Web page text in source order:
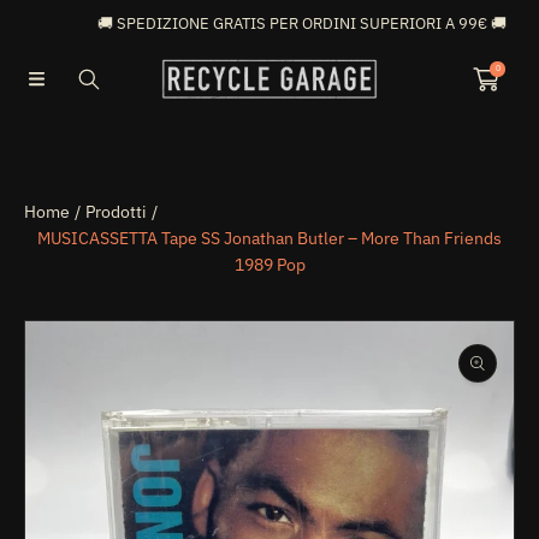
VAI DIRETTAMENTE AI CONTENUTI
🚚 SPEDIZIONE GRATIS PER ORDINI SUPERIORI A 99€ 🚚
0
Home
Prodotti
MUSICASSETTA Tape SS Jonathan Butler – More Than Friends
1989 Pop